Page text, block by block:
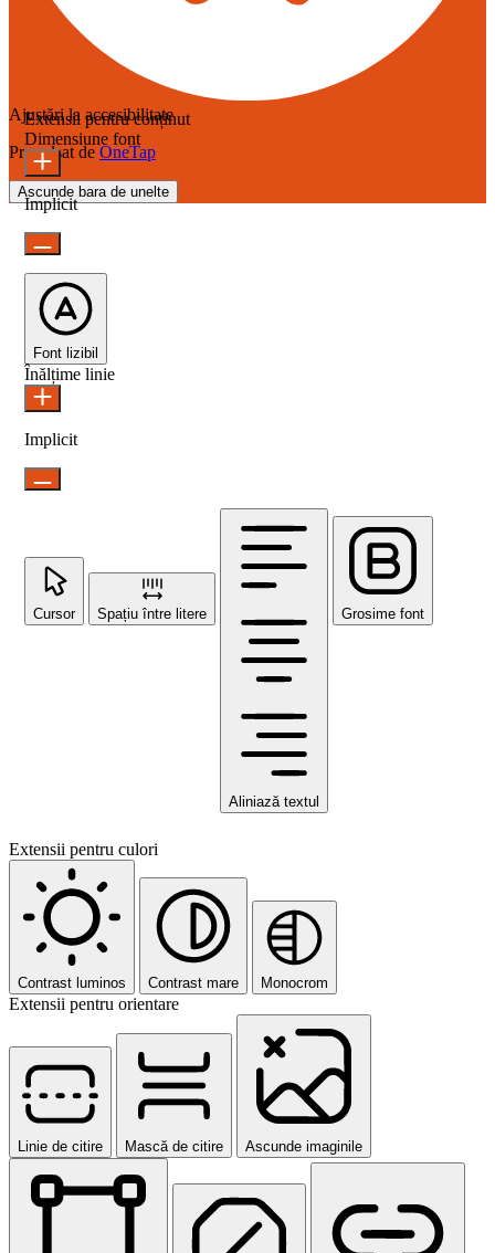
Ajustări la accesibilitate
Propulsat de OneTap
Ascunde bara de unelte
Extensii pentru conținut
Dimensiune font
Implicit
Font lizibil
Înălțime linie
Implicit
Cursor Spațiu între litere
Aliniază textul
Grosime font
Extensii pentru culori
Contrast luminos Contrast mare Monocrom
Extensii pentru orientare
Linie de citire Mască de citire Ascunde imaginile